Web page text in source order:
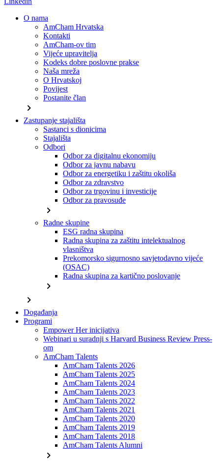
O nama
AmCham Hrvatska
Kontakti
AmCham-ov tim
Vijeće upravitelja
Kodeks dobre poslovne prakse
Naša mreža
O Hrvatskoj
Povijest
Postanite član
chevron_right
Zastupanje stajališta
Sastanci s dionicima
Stajališta
Odbori
Odbor za digitalnu ekonomiju
Odbor za javnu nabavu
Odbor za energetiku i zaštitu okoliša
Odbor za zdravstvo
Odbor za trgovinu i investicije
Odbor za pravosuđe
chevron_right
Radne skupine
ESG radna skupina
Radna skupina za zaštitu intelektualnog
vlasništva
Prekomorsko sigurnosno savjetodavno vijeće
(OSAC)
Radna skupina za kartično poslovanje
chevron_right
chevron_right
Događanja
Programi
Empower Her inicijativa
Webinari u suradnji s Harvard Business Review Press-
om
AmCham Talents
AmCham Talents 2026
AmCham Talents 2025
AmCham Talents 2024
AmCham Talents 2023
AmCham Talents 2022
AmCham Talents 2021
AmCham Talents 2020
AmCham Talents 2019
AmCham Talents 2018
AmCham Talents Alumni
chevron_right